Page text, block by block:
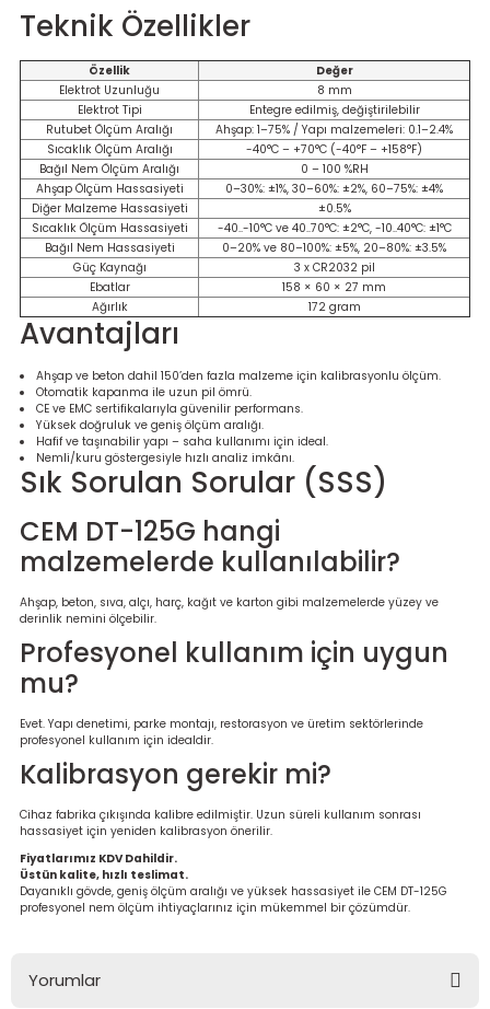
Teknik Özellikler
Özellik
Değer
Elektrot Uzunluğu
8 mm
Elektrot Tipi
Entegre edilmiş, değiştirilebilir
Rutubet Ölçüm Aralığı
Ahşap: 1–75% / Yapı malzemeleri: 0.1–2.4%
Sıcaklık Ölçüm Aralığı
-40°C – +70°C (-40°F – +158°F)
Bağıl Nem Ölçüm Aralığı
0 – 100 %RH
Ahşap Ölçüm Hassasiyeti
0–30%: ±1%, 30–60%: ±2%, 60–75%: ±4%
Diğer Malzeme Hassasiyeti
±0.5%
Sıcaklık Ölçüm Hassasiyeti
-40..-10°C ve 40..70°C: ±2°C, -10..40°C: ±1°C
Bağıl Nem Hassasiyeti
0–20% ve 80–100%: ±5%, 20–80%: ±3.5%
Güç Kaynağı
3 x CR2032 pil
Ebatlar
158 × 60 × 27 mm
Ağırlık
172 gram
Avantajları
Ahşap ve beton dahil 150’den fazla malzeme için kalibrasyonlu ölçüm.
Otomatik kapanma ile uzun pil ömrü.
CE ve EMC sertifikalarıyla güvenilir performans.
Yüksek doğruluk ve geniş ölçüm aralığı.
Hafif ve taşınabilir yapı – saha kullanımı için ideal.
Nemli/kuru göstergesiyle hızlı analiz imkânı.
Sık Sorulan Sorular (SSS)
CEM DT-125G hangi
malzemelerde kullanılabilir?
Ahşap, beton, sıva, alçı, harç, kağıt ve karton gibi malzemelerde yüzey ve
derinlik nemini ölçebilir.
Profesyonel kullanım için uygun
mu?
Evet. Yapı denetimi, parke montajı, restorasyon ve üretim sektörlerinde
profesyonel kullanım için idealdir.
Kalibrasyon gerekir mi?
Cihaz fabrika çıkışında kalibre edilmiştir. Uzun süreli kullanım sonrası
hassasiyet için yeniden kalibrasyon önerilir.
Fiyatlarımız KDV Dahildir.
Üstün kalite, hızlı teslimat.
Dayanıklı gövde, geniş ölçüm aralığı ve yüksek hassasiyet ile CEM DT-125G
profesyonel nem ölçüm ihtiyaçlarınız için mükemmel bir çözümdür.
Yorumlar